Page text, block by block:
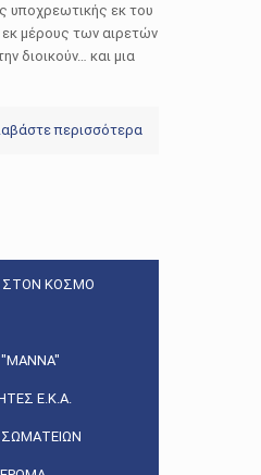
υποχρεωτικής εκ του
μέρους των αιρετών
διοικούν… και μια
περισσότερα
ΣΤΟΝ ΚΟΣΜΟ
"ΜΑΝΝΑ"
Ε.Κ.Α.